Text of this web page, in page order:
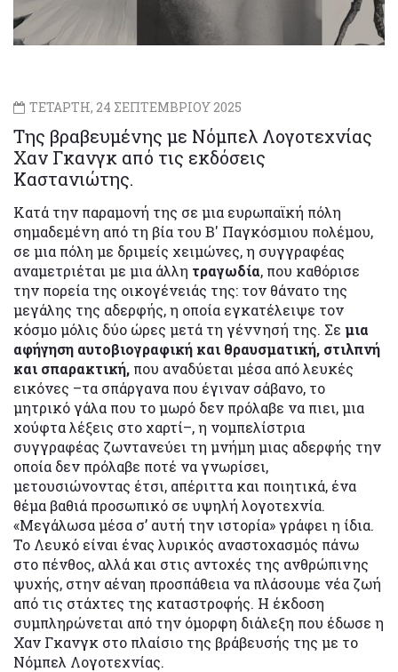
ΤΕΤΑΡΤΗ, 24 ΣΕΠΤΕΜΒΡΙΟΥ 2025
Της βραβευμένης με Νόμπελ Λογοτεχνίας
Χαν Γκανγκ από τις εκδόσεις
Καστανιώτης.
Κατά την παραμονή της σε μια ευρωπαϊκή πόλη
σημαδεμένη από τη βία του B′ Παγκόσμιου πολέμου,
σε μια πόλη με δριμείς χειμώνες, η συγγραφέας
αναμετριέται με μια άλλη τραγωδία, που καθόρισε
την πορεία της οικογένειάς της: τον θάνατο της
μεγάλης της αδερφής, η οποία εγκατέλειψε τον
κόσμο μόλις δύο ώρες μετά τη γέννησή της. Σε μια
αφήγηση αυτοβιογραφική και θραυσματική, στιλπνή
και σπαρακτική, που αναδύεται μέσα από λευκές
εικόνες –τα σπάργανα που έγιναν σάβανο, το
μητρικό γάλα που το μωρό δεν πρόλαβε να πιει, μια
χούφτα λέξεις στο χαρτί–, η νομπελίστρια
συγγραφέας ζωντανεύει τη μνήμη μιας αδερφής την
οποία δεν πρόλαβε ποτέ να γνωρίσει,
μετουσιώνοντας έτσι, απέριττα και ποιητικά, ένα
θέμα βαθιά προσωπικό σε υψηλή λογοτεχνία.
«Μεγάλωσα μέσα σ’ αυτή την ιστορία» γράφει η ίδια.
Το Λευκό είναι ένας λυρικός αναστοχασμός πάνω
στο πένθος, αλλά και στις αντοχές της ανθρώπινης
ψυχής, στην αέναη προσπάθεια να πλάσουμε νέα ζωή
από τις στάχτες της καταστροφής. Η έκδοση
συμπληρώνεται από την όμορφη διάλεξη που έδωσε η
Χαν Γκανγκ στο πλαίσιο της βράβευσής της με το
Νόμπελ Λογοτεχνίας.